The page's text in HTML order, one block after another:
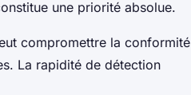
une priorité absolue.
compromettre la conformité
La rapidité de détection